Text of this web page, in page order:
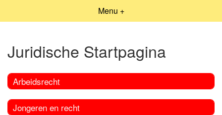
Menu +
Juridische Startpagina
Arbeidsrecht
Jongeren en recht